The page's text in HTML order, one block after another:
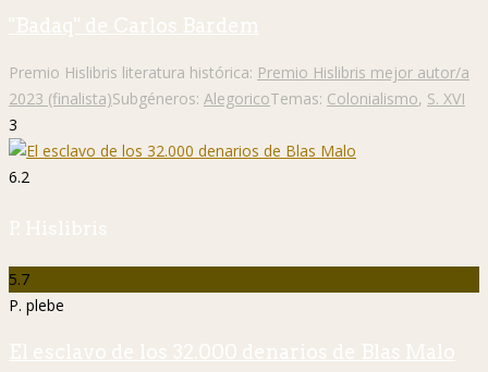
"Badaq" de Carlos Bardem
Premio Hislibris literatura histórica: Premio Hislibris mejor autor/a
2023 (finalista)Subgéneros: AlegoricoTemas: Colonialismo, S. XVI
3
6.2
P. Hislibris
5.7
P. plebe
El esclavo de los 32.000 denarios de Blas Malo